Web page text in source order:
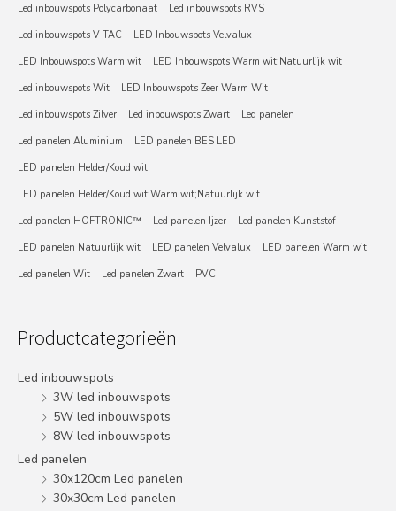
Led inbouwspots Polycarbonaat
Led inbouwspots RVS
Led inbouwspots V-TAC
LED Inbouwspots Velvalux
LED Inbouwspots Warm wit
LED Inbouwspots Warm wit;Natuurlijk wit
Led inbouwspots Wit
LED Inbouwspots Zeer Warm Wit
Led inbouwspots Zilver
Led inbouwspots Zwart
Led panelen
Led panelen Aluminium
LED panelen BES LED
LED panelen Helder/Koud wit
LED panelen Helder/Koud wit;Warm wit;Natuurlijk wit
Led panelen HOFTRONIC™
Led panelen Ijzer
Led panelen Kunststof
LED panelen Natuurlijk wit
LED panelen Velvalux
LED panelen Warm wit
Led panelen Wit
Led panelen Zwart PVC
Productcategorieën
Led inbouwspots
3W led inbouwspots
5W led inbouwspots
8W led inbouwspots
Led panelen
30x120cm Led panelen
30x30cm Led panelen